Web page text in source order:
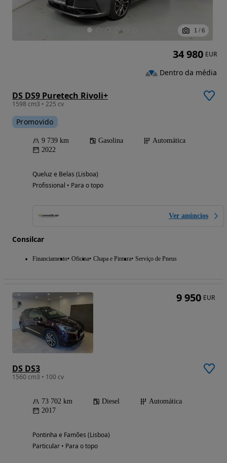
1 / 6
DS DS9 Puretech Rivoli+
1598 cm3 • 225 cv
Promovido
9 739 km Gasolina
Automática
2022
Queluz e Belas (Lisboa)
Profissional • Para o topo
Ver anúncios
Consilcar
Financiamento Oficina Chapa e Pintura Serviço de Pneus
34 980 EUR
Dentro da média
DS DS3
1560 cm3 • 100 cv
73 702 km Diesel
Automática
2017
Pontinha e Famões (Lisboa)
Particular • Para o topo
9 950 EUR